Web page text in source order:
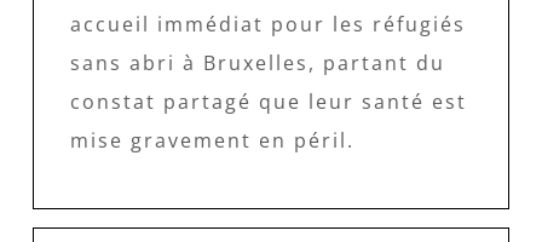
accueil immédiat pour les réfugiés
sans abri à Bruxelles, partant du
constat partagé que leur santé est
mise gravement en péril.